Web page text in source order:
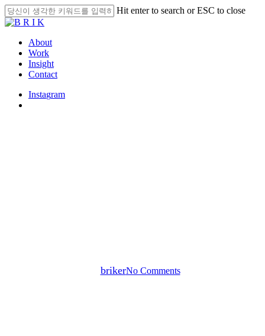
Skip
to
content
Hit enter to search or ESC to close
Close
search
Menu
About
Work
Insight
Contact
Instagram
brikerNo Comments